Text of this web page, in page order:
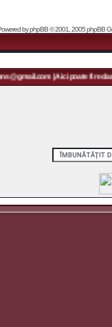
byphpBB© 2001, 2005 phpBB
| Aici poate fi